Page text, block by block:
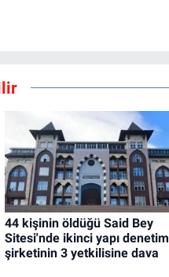
44 kişinin öldüğü Said Bey
Sitesi'nde ikinci yapı denetim
şirketinin 3 yetkilisine dava